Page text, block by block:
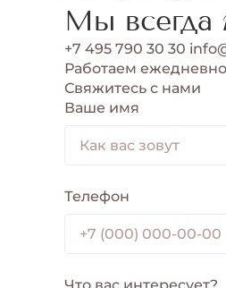
Мы всегда
+7 495 790 30 30
Работаем
Свяжитесь с нами
Ваше имя
Телефон